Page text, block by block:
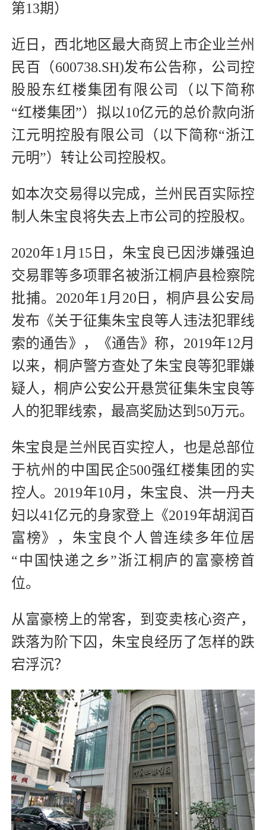
第13期）
近日，西北地区最大商贸上市企业兰州
民百（600738.SH)发布公告称，公司控
股股东红楼集团有限公司（以下简称
“红楼集团”）拟以10亿元的总价款向浙
江元明控股有限公司（以下简称“浙江
元明”）转让公司控股权。
如本次交易得以完成，兰州民百实际控
制人朱宝良将失去上市公司的控股权。
2020年1月15日，朱宝良已因涉嫌强迫
交易罪等多项罪名被浙江桐庐县检察院
批捕。2020年1月20日，桐庐县公安局
发布《关于征集朱宝良等人违法犯罪线
索的通告》，《通告》称，2019年12月
以来，桐庐警方查处了朱宝良等犯罪嫌
疑人，桐庐公安公开悬赏征集朱宝良等
人的犯罪线索，最高奖励达到50万元。
朱宝良是兰州民百实控人，也是总部位
于杭州的中国民企500强红楼集团的实
控人。2019年10月，朱宝良、洪一丹夫
妇以41亿元的身家登上《2019年胡润百
富榜》，朱宝良个人曾连续多年位居
“中国快递之乡”浙江桐庐的富豪榜首
位。
从富豪榜上的常客，到变卖核心资产，
跌落为阶下囚，朱宝良经历了怎样的跌
宕浮沉？